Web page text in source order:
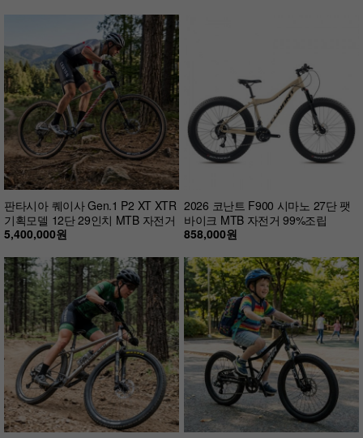
판타시아 퀘이사 Gen.1 P2 XT XTR
기획모델 12단 29인치 MTB 자전거
5,400,000원
2026 코난트 F900 시마노 27단 팻
바이크 MTB 자전거 99%조립
858,000원